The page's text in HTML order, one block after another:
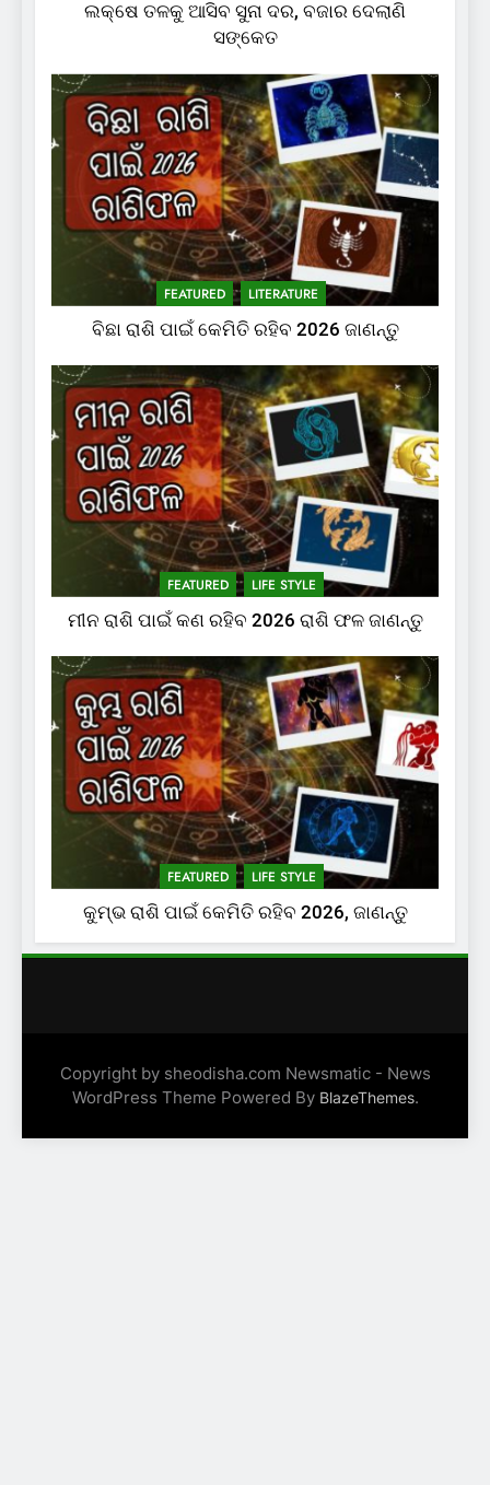
ଲକ୍ଷେ ତଳକୁ ଆସିବ ସୁନା ଦର, ବଜାର ଦେଲାଣି
ସଙ୍କେତ
FEATURED LITERATURE
ବିଛା ରାଶି ପାଇଁ କେମିତି ରହିବ 2026 ଜାଣନ୍ତୁ
FEATURED LIFE STYLE
ମୀନ ରାଶି ପାଇଁ କଣ ରହିବ 2026 ରାଶି ଫଳ ଜାଣନ୍ତୁ
FEATURED LIFE STYLE
କୁମ୍ଭ ରାଶି ପାଇଁ କେମିତି ରହିବ 2026, ଜାଣନ୍ତୁ
Copyright by sheodisha.com Newsmatic - News
WordPress Theme Powered By BlazeThemes.